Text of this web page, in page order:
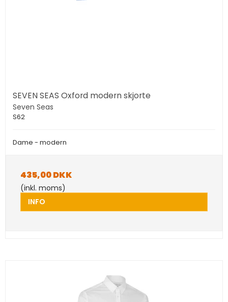
SEVEN SEAS Oxford modern skjorte
Seven Seas
S62
Dame - modern
435,00 DKK
(inkl. moms)
INFO